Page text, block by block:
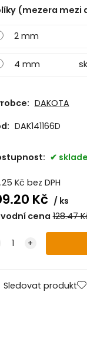
(mezera mezi
2 mm
4 mm
DAKOTA
DAK141166D
Kč bez DPH
Kč
ks
cena 128.47
Sledovat produkt